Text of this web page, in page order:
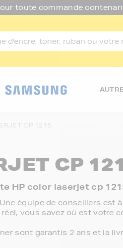
toute commande
CP 1215
CP
HP color laserjet cp
équipe de conseillers est
vous savez où est votre
sont garantis 2 ans et la